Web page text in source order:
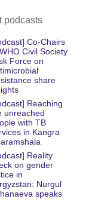
podcasts
Co-Chairs
Civil Society
Force on
share
Reaching
unreached
with TB
in Kangra
Reality
on gender
in
Nurgul
speaks